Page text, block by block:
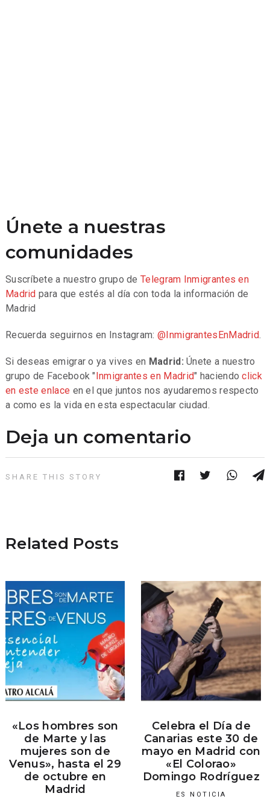
Únete a nuestras
comunidades
Suscríbete a nuestro grupo deTelegram Inmigrantes en
Madrid para que estés al día con toda la información de
Madrid
Recuerda seguirnos en Instagram: @InmigrantesEnMadrid.
Si deseas emigrar o ya vives en Madrid:Únete a nuestro
grupo de Facebook " Inmigrantes en Madrid" haciendoclick
en este enlace en el que juntos nos ayudaremos respecto
a como es la vida en esta espectacular ciudad.
Deja un comentario
SHARE THIS STORY
Related Posts
«Los hombres son
de Marte y las
mujeres son de
Venus», hasta el 29
de octubre en
Madrid
Celebra el Día de
Canarias este 30 de
mayo en Madrid con
«El Colorao»
Domingo Rodríguez
ES NOTICIA